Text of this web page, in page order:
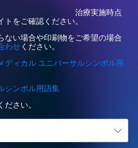
療実施時点
トをご確認ください。
ない場合や印刷物をご希望の場合
わせ ください。
ディカル ユニバーサルシンボル用
シンボル用語集
ださい。